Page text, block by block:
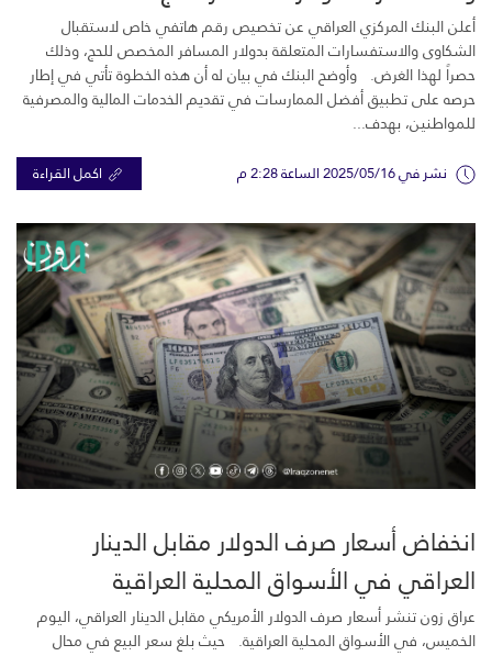
أعلن البنك المركزي العراقي عن تخصيص رقم هاتفي خاص لاستقبال
الشكاوى والاستفسارات المتعلقة بدولار المسافر المخصص للحج، وذلك
حصراً لهذا الغرض. وأوضح البنك في بيان له أن هذه الخطوة تأتي في إطار
حرصه على تطبيق أفضل الممارسات في تقديم الخدمات المالية والمصرفية
للمواطنين، بهدف...
نشر في 2025/05/16 الساعة 2:28 م اكمل القراءة
انخفاض أسعار صرف الدولار مقابل الدينار
العراقي في الأسواق المحلية العراقية
عراق زون تنشر أسعار صرف الدولار الأمريكي مقابل الدينار العراقي، اليوم
الخميس، في الأسواق المحلية العراقية. حيث بلغ سعر البيع في محال